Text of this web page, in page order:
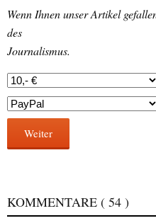
Wenn Ihnen unser Artikel
des
Journalismus.
Weiter
KOMMENTARE ( 54 )